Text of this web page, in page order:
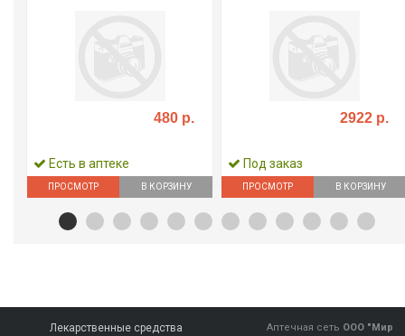
480 р.
Есть в аптеке
ПРОСМОТР В КОРЗИНУ
2922 р.
Под заказ
ПРОСМОТР В КОРЗИНУ
Лекарственные средства Аптечная сеть ООО "Мир